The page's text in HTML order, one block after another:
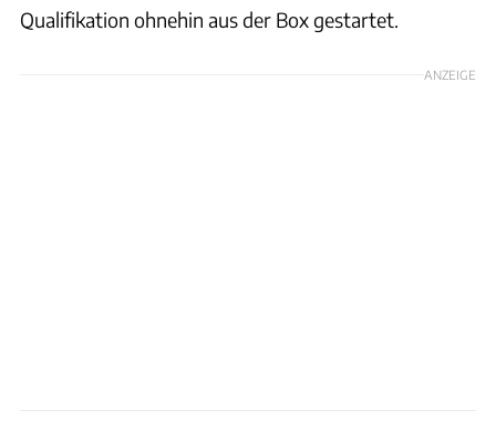
Qualifikation ohnehin aus der Box gestartet.
ANZEIGE